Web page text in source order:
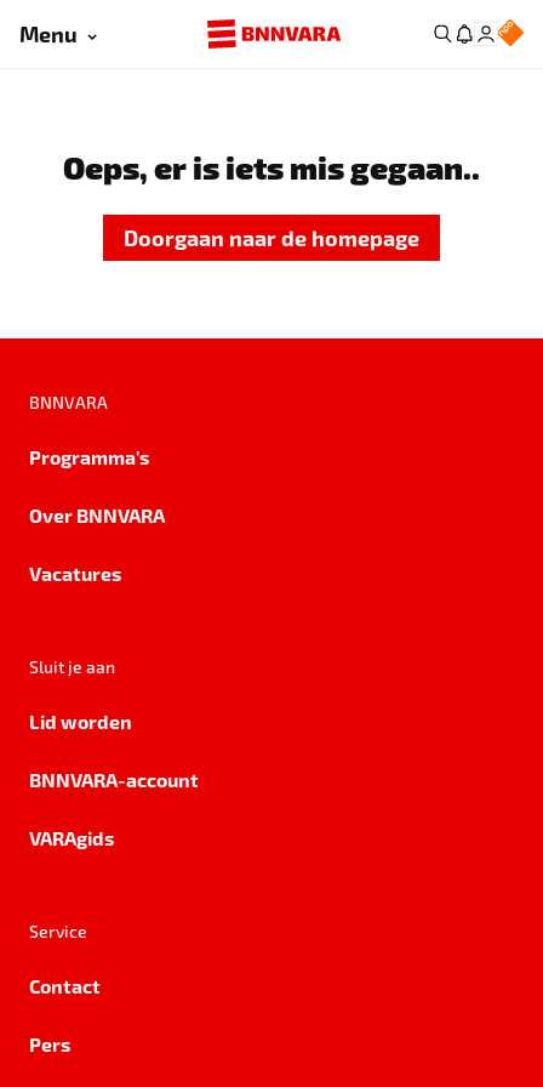
Menu
Oeps, er is iets mis gegaan..
Doorgaan naar de homepage
BNNVARA
Programma's
Over BNNVARA
Vacatures
Sluit je aan
Lid worden
BNNVARA-account
VARAgids
Service
Contact
Pers